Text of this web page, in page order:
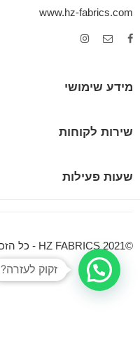
www.hz-fabrics.com
מידע שימושי
שירות לקוחות
שעות פעילות
©HZ FABRICS 2021 - כל הזכויות שמורות | Powered by Zets-Tech
זקוק לעזרה?